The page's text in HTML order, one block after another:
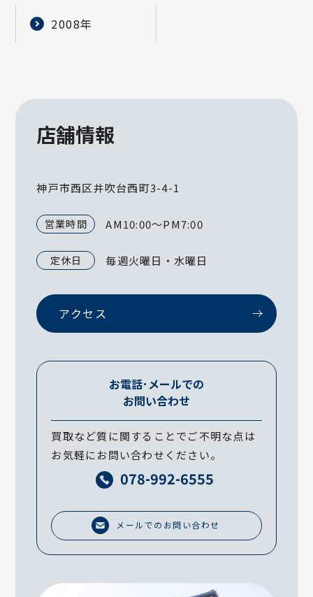
2008年
店舗情報
神戸市西区井吹台西町3-4-1
営業時間 AM10:00～PM7:00
定休日 毎週火曜日・水曜日
アクセス
お電話･メールでの
お問い合わせ
買取など質に関することでご不明な点は
お気軽にお問い合わせください。
078-992-6555
メールでのお問い合わせ